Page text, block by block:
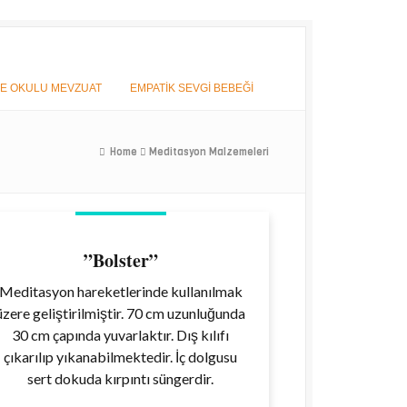
OKULU MEVZUAT EMPATİK SEVGİ BEBEĞİ
Home Meditasyon Malzemeleri
”Bolster”
hareketlerinde kullanılmak
geliştirilmiştir. 70 cm uzunluğunda
30 cm çapında yuvarlaktır. Dış kılıfı
çıkarılıp yıkanabilmektedir. İç dolgusu
sert dokuda kırpıntı süngerdir.